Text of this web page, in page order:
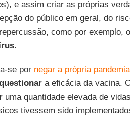
e assim criar as próprias
do público em geral, do
como por exemplo,
.
se por negar a própria pandemia
a eficácia da vacina.
uma quantidade elevada de vidas
tivessem sido